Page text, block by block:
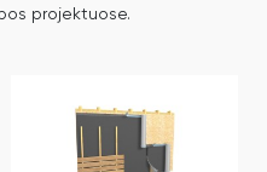
projektuose.